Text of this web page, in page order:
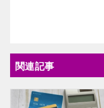
関連記事